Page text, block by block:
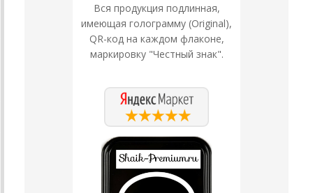
Вся продукция подлинная,
имеющая голограмму (Original),
QR-код на каждом флаконе,
маркировку "Честный знак".